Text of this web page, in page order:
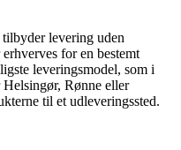
levering uden
for en bestemt
leveringsmodel, som i
Rønne eller
til et udleveringssted.